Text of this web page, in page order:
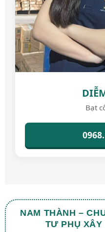
Bạt
NAM THÀNH –
TƯ PHỤ